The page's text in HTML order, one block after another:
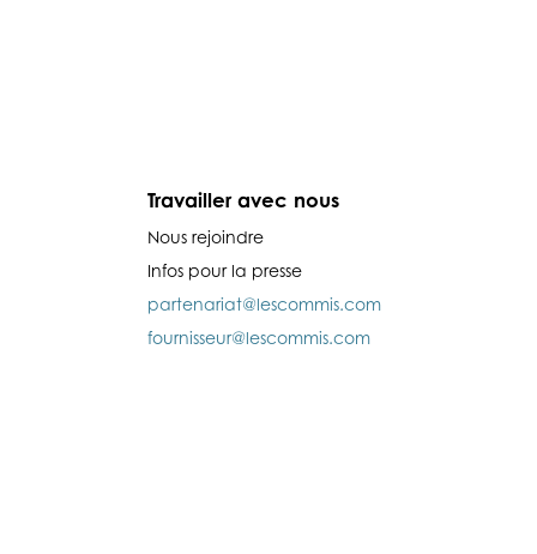
Travailler avec nous
Nous rejoindre
Infos pour la presse
partenariat@lescommis.com
fournisseur@lescommis.com